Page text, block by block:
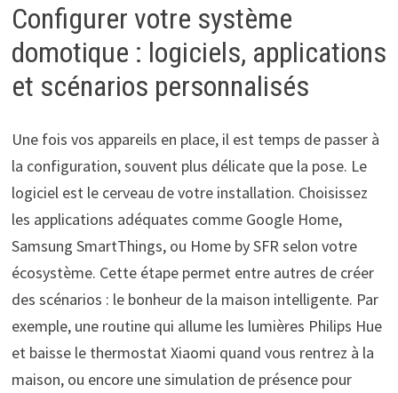
Configurer votre système
domotique : logiciels, applications
et scénarios personnalisés
Une fois vos appareils en place, il est temps de passer à
la configuration, souvent plus délicate que la pose. Le
logiciel est le cerveau de votre installation. Choisissez
les applications adéquates comme Google Home,
Samsung SmartThings, ou Home by SFR selon votre
écosystème. Cette étape permet entre autres de créer
des scénarios : le bonheur de la maison intelligente. Par
exemple, une routine qui allume les lumières Philips Hue
et baisse le thermostat Xiaomi quand vous rentrez à la
maison, ou encore une simulation de présence pour